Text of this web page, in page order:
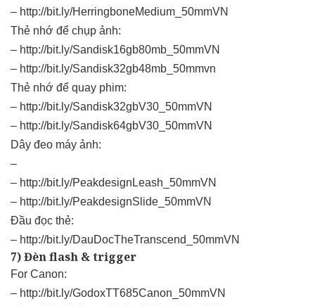
– http://bit.ly/HerringboneMedium_50mmVN
Thẻ nhớ để chụp ảnh:
– http://bit.ly/Sandisk16gb80mb_50mmVN
– http://bit.ly/Sandisk32gb48mb_50mmvn
Thẻ nhớ để quay phim:
– http://bit.ly/Sandisk32gbV30_50mmVN
– http://bit.ly/Sandisk64gbV30_50mmVN
Dây đeo máy ảnh:
–
– http://bit.ly/PeakdesignLeash_50mmVN
– http://bit.ly/PeakdesignSlide_50mmVN
Đầu đọc thẻ:
– http://bit.ly/DauDocTheTranscend_50mmVN
7) Đèn flash & trigger
For Canon:
– http://bit.ly/GodoxTT685Canon_50mmVN